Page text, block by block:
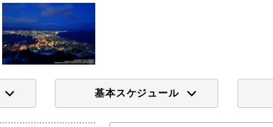
基本スケジュール